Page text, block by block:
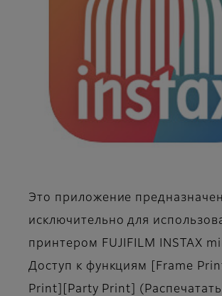
Это приложение
исключительно для
принтером FUJIFILM INSTAX
Доступ к функциям [Frame
Print][Party Print] (Распечатать